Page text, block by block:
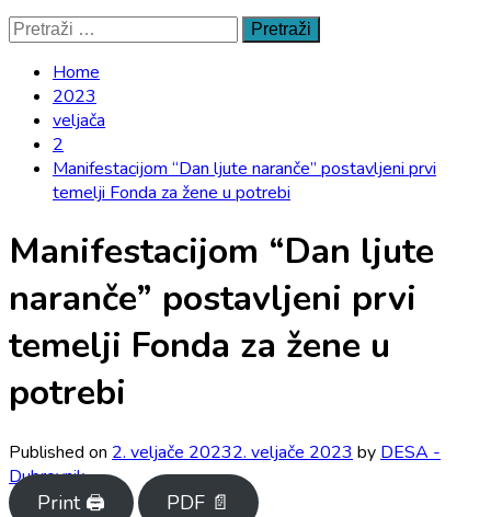
Pretraži:
Home
2023
veljača
2
Manifestacijom “Dan ljute naranče” postavljeni prvi
temelji Fonda za žene u potrebi
Manifestacijom “Dan ljute
naranče” postavljeni prvi
temelji Fonda za žene u
potrebi
Published on 2. veljače 20232. veljače 2023 by DESA -
Dubrovnik
Print 🖨 PDF 📄